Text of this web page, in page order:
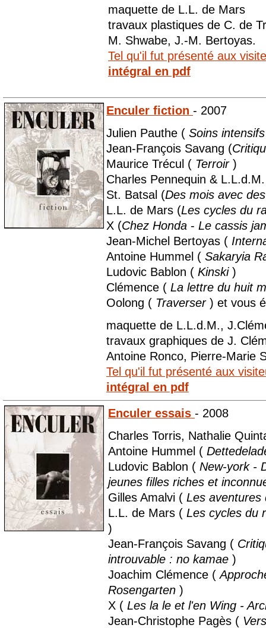
maquette de L.L. de Mars
travaux plastiques de C. de
M. Shwabe, J.-M. Bertoyas.
Tel qu'il fut présenté aux
intégral en pdf
Enculer fiction - 2007
Julien Pauthe ( Soins
Jean-François Savang (
Maurice Trécul ( Terroir)
Charles Pennequin &
St. Batsal (Des mois avec
L.L. de Mars (Les cycles du
X (Chez Honda - Le cassis
Jean-Michel Bertoyas (
Antoine Hummel ( Sakaryia
Ludovic Bablon ( Kinski )
Clémence ( La lettre du huit
Oolong ( Traverser ) et vous
maquette de L.L.d.M.,
travaux graphiques de J.
Antoine Ronco, Pierre-Marie
Tel qu'il fut présenté aux
intégral en pdf
Enculer essais - 2008
Charles Torris, Nathalie
Antoine Hummel (
Ludovic Bablon ( New-york -
jeunes filles riches et
Gilles Amalvi ( Les aventures
L.L. de Mars ( Les cycles du
)
Jean-François Savang (
introuvable : no kamae )
Joachim Clémence (
Rosengarten )
X ( Les la le et l'en Wing -
Jean-Christophe Pagès (